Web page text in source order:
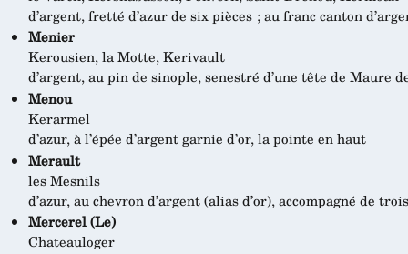
d’argent, fretté d’azur de six pièces ; au franc canton
Menier
Kerousien, la Motte, Kerivault
d’argent, au pin de sinople, senestré d’une tête de Maure
Menou
Kerarmel
d’azur, à l’épée d’argent garnie d’or, la pointe en haut
Merault
les Mesnils
d’azur, au chevron d’argent (alias d’or), accompagné de
Mercerel (Le)
Chateauloger